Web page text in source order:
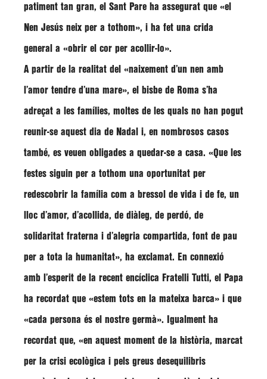
patiment tan gran, el Sant Pare ha assegurat que «el
Nen Jesús neix per a tothom», i ha fet una crida
general a «obrir el cor per acollir-lo».
A partir de la realitat del «naixement d’un nen amb
l’amor tendre d’una mare», el bisbe de Roma s’ha
adreçat a les famílies, moltes de les quals no han pogut
reunir-se aquest dia de Nadal i, en nombrosos casos
també, es veuen obligades a quedar-se a casa. «Que les
festes siguin per a tothom una oportunitat per
redescobrir la família com a bressol de vida i de fe, un
lloc d’amor, d’acollida, de diàleg, de perdó, de
solidaritat fraterna i d’alegria compartida, font de pau
per a tota la humanitat», ha exclamat. En connexió
amb l’esperit de la recent encíclica Fratelli Tutti, el Papa
ha recordat que «estem tots en la mateixa barca» i que
«cada persona és el nostre germà». Igualment ha
recordat que, «en aquest moment de la història, marcat
per la crisi ecològica i pels greus desequilibris